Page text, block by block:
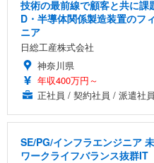
技術の最前線で顧客と共に
D・半導体関係製造装置のフ
ニア
日総工産株式会社
神奈川県
年収400万円～
正社員 / 契約社員 / 派遣社員
SE/PG/インフラエンジニア
ワークライフバランス抜群IT